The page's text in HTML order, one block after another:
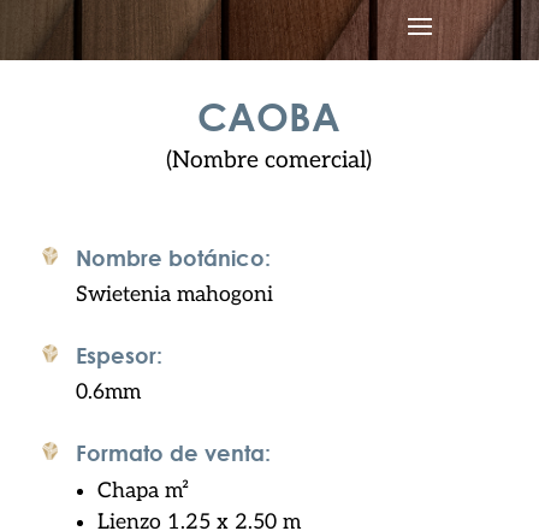
CAOBA
(Nombre comercial)
Nombre botánico:
Swietenia mahogoni
Espesor:
0.6mm
Formato de venta:
Chapa m²
Lienzo 1.25 x 2.50 m